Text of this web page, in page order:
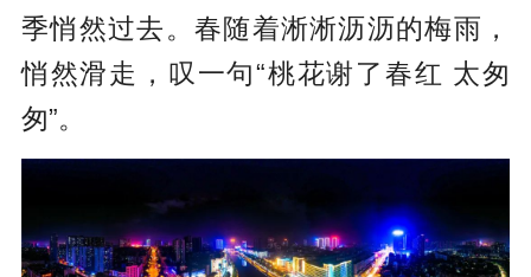
季悄然过去。春随着淅淅沥沥的梅雨，
悄然滑走，叹一句“桃花谢了春红 太匆
匆”。